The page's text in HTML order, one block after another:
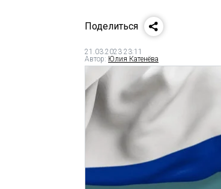
Поделиться
21.03.2023 23:11
Автор: Юлия Катенёва